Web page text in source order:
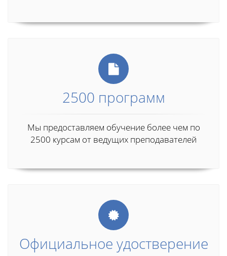
2500 программ
Мы предоставляем обучение более чем по
2500 курсам от ведущих преподавателей
Официальное удостверение